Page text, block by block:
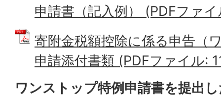
申請書（記入例） (PDFファ
寄附金税額控除に係る申告（
申請添付書類 (PDFファイル:
ワンストップ特例申請書を提出